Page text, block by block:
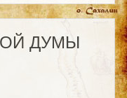
ДУМЫ